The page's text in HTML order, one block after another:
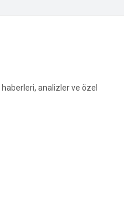
haberleri, analizler ve özel